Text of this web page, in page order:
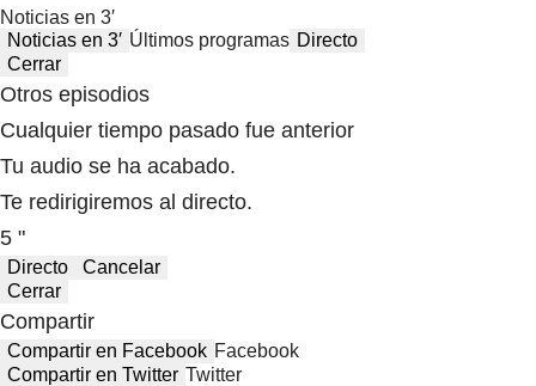
Noticias en 3′
Noticias en 3′ Últimos programas Directo
Cerrar
Otros episodios
Cualquier tiempo pasado fue anterior
Tu audio se ha acabado.
Te redirigiremos al directo.
5 "
Directo
Cancelar
Cerrar
Compartir
Compartir en Facebook Facebook
Compartir en Twitter Twitter